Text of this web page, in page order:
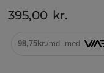
395,00 kr.